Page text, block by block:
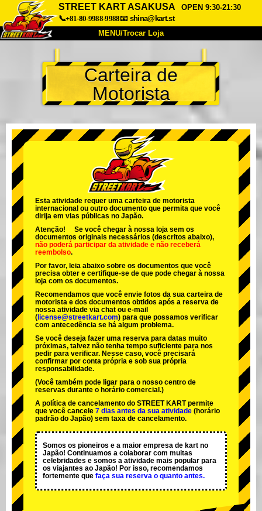
STREET KART ASAKUSA
OPEN 9:30-21:30
📞+81-80-9988-9988📧 shina@kart.st
MENU/Trocar Loja
Sobre Especificações Preços
Acesso Opiniões FAQ
Trocar Loja
Tokyo Akihabara#1
Tokyo Akihabara#2
Tokyo Shibuya Annex Tokyo Bay
Tokyo Asakusa
Okinawa
Carteira de
Motorista
Esta atividade requer uma carteira de motorista
internacional ou outro documento que permita que você
dirija em vias públicas no Japão.
Atenção! Se você chegar à nossa loja sem os
documentos originais necessários (descritos abaixo),
não poderá participar da atividade e não receberá
reembolso.
Por favor, leia abaixo sobre os documentos que você
precisa obter e certifique-se de que pode chegar à nossa
loja com os documentos.
Recomendamos que você envie fotos da sua carteira de
motorista e dos documentos obtidos após a reserva de
nossa atividade via chat ou e-mail
( license@streetkart.com) para que possamos verificar
com antecedência se há algum problema.
Se você deseja fazer uma reserva para datas muito
próximas, talvez não tenha tempo suficiente para nos
pedir para verificar. Nesse caso, você precisará
confirmar por conta própria e sob sua própria
responsabilidade.
(Você também pode ligar para o nosso centro de
reservas durante o horário comercial.)
A política de cancelamento do STREET KART permite
que você cancele 7 dias antes da sua atividade (horário
padrão do Japão) sem taxa de cancelamento.
Somos os pioneiros e a maior empresa de kart no
Japão! Continuamos a colaborar com muitas
celebridades e somos a atividade mais popular para
os viajantes ao Japão! Por isso, recomendamos
fortemente que faça sua reserva o quanto antes.